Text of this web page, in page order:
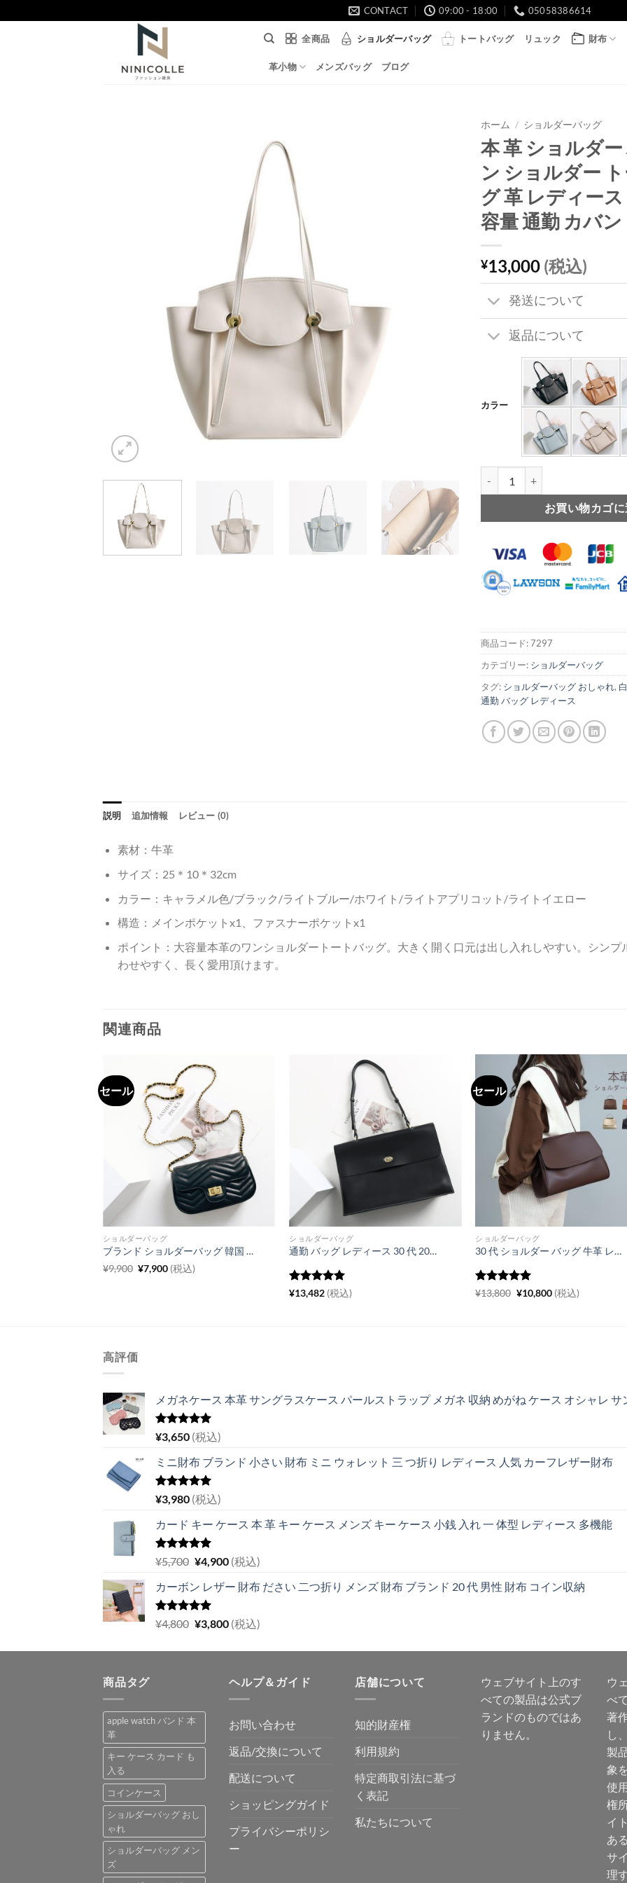
to
CONTACT 09:00 - 18:00 05058386614
全商品 ショルダーバッグ トートバッグ リュック 財布
革小物 メンズバッグ ブログ
ホーム / ショルダーバッグ
本 革 ショルダー
ン ショルダー
グ 革 レディー
容量 通勤 カバン
¥13,000 (税込)
発送について
返品について
カラー
お買い物カゴに
商品コード:7297
カテゴリー: ショルダーバッグ
タグ: ショルダーバッグ おしゃれ,
通勤 バッグ レディース
説明 追加情報 レビュー (0)
素材：牛革
サイズ：25＊10＊32cm
カラー：キャラメル色/ブラック/ライトブルー/ホワイト/ライトアプリコット/ライトイエロー
構造：メインポケットx1、ファスナーポケットx1
ポイント：大容量本革のワンショルダートートバッグ。大きく開く口元は出し入れしやすい。シン
わせやすく、長く愛用頂けます。
関連商品
セール
ショルダーバッグ
ブランド ショルダーバッグ 韓国 キルティング チェーン バッグ 女性 バッグ 人気 30 代 牛革
¥9,900 元
¥7,900現
在
(税込)
ショルダーバッグ
通勤 バッグ レディース 30 代 20代 ビジネス トート バッグ 通勤 バッグ 女性 軽い 仕事 用 バッグ 本革
5段階中5の
¥13,482 (税込)
セール
ショルダーバッグ
30 代 ショルダー バッグ 牛革 レトロ バッグ 3way トートバッグ ショルダー 通勤 通学 入学式 卒業式 かるい かばん
5段階中 5の
¥13,800 元
¥10,800現
在
(税込)
高評価
メガネケース 本革 サングラスケース パールストラップ メガネ 収納 めがね ケース オシャレ
5段階中
5.00
の評価
¥3,650 (税込)
ミニ財布 ブランド 小さい 財布 ミニ ウォレット 三 つ折り レディース 人気 カーフレザー財布
5段階中
5.00
の評価
¥3,980 (税込)
カード キー ケース 本 革 キー ケース メンズ キー ケース 小銭 入れ 一 体型 レディース 多機能
5段階中
5.00
の評価
¥5,700 元
価
格
は
で
¥4,900現
の
格
¥4,900
す。
(税込)
カーボン レザー 財布 ださい 二つ折り メンズ 財布 ブランド 20 代 男性 財布 コイン収納
5段階中
5.00
の評価
¥4,800 元
価
で
し
た。
¥3,800現
の
格
は
で
(税込)
商品タグ
apple watch バンド 本
革
キー ケース カード も
入る
コインケース
ショルダーバッグ おし
ゃれ
ショルダーバッグ メン
ズ
ヘルプ＆ガイド
お問い合わせ
返品/交換について
配送について
ショッピングガイド
プライバシーポリシ
ー
店舗について
知的財産権
利用規約
特定商取引法に基づ
く表記
私たちについて
ウェブサイト上のす
べての製品は公式ブ
ランドのものではあ
りません。
ウ
べ
著
し
製
象
使
権
イ
あ
サ
理